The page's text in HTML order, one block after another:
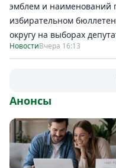
эмблем и наименований
избирательном
округу на выборах
НовостиВчера 16:13
Анонсы